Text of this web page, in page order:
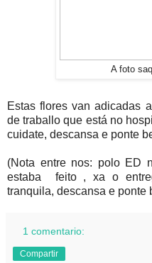
A foto
Estas flores van adicadas
de traballo que está no
cuidate, descansa e ponte
(Nota entre nos: polo ED
estaba feito , xa o
tranquila, descansa e ponte
1 comentario:
Compartir